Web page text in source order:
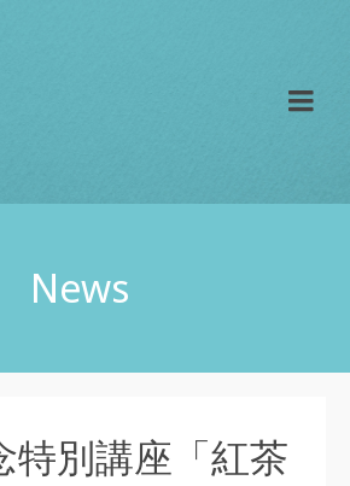
News
特別講座「紅茶